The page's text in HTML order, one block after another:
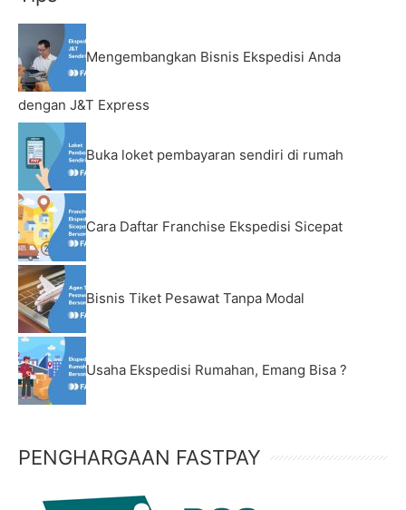
Mengembangkan Bisnis Ekspedisi Anda
dengan J&T Express
Buka loket pembayaran sendiri di rumah
Cara Daftar Franchise Ekspedisi Sicepat
Bisnis Tiket Pesawat Tanpa Modal
Usaha Ekspedisi Rumahan, Emang Bisa ?
PENGHARGAAN FASTPAY